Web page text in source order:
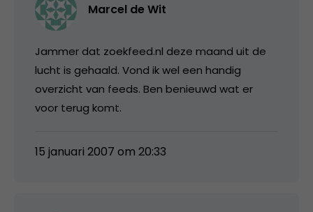
Marcel de Wit
Jammer dat zoekfeed.nl deze maand uit de
lucht is gehaald. Vond ik wel een handig
overzicht van feeds. Ben benieuwd wat er
voor terug komt.
15 januari 2007 om 20:33